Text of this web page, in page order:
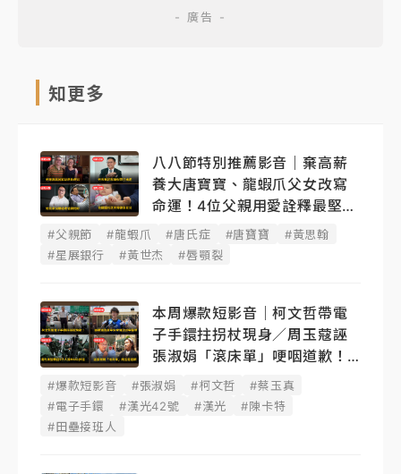
知更多
八八節特別推薦影音｜棄高薪
養大唐寶寶、龍蝦爪父女改寫
命運！4位父親用愛詮釋最堅韌
後盾
#父親節 #龍蝦爪 #唐氏症 #唐寶寶
#黃思翰
#星展銀行
#黃世杰 #唇顎裂
本周爆款短影音｜柯文哲帶電
子手鐶拄拐杖現身／周玉蔻誣
張淑娟「滾床單」哽咽道歉！
蔡玉真開撕爆料
#爆款短影音 #張淑娟 #柯文哲
#蔡玉真
#電子手鐶
#漢光42號 #漢光
#陳卡特
#田壘接班人